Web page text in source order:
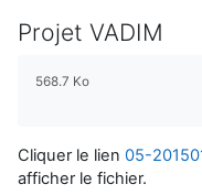
Projet VADIM
568.7 Ko
Cliquer le lien 05-
afficher le fichier.